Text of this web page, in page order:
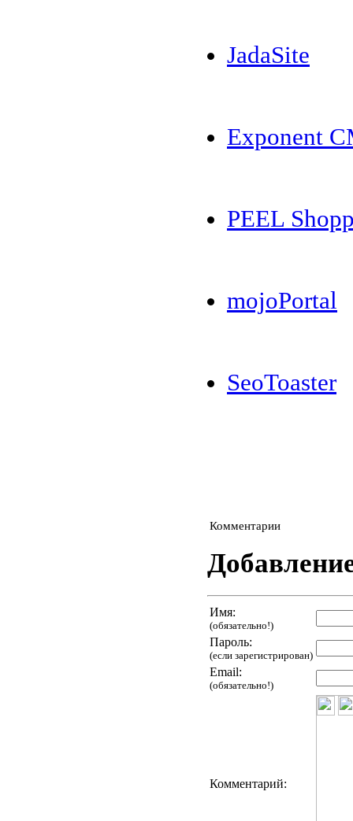
JadaSite
Exponent
PEEL
mojoPortal
SeoToaster
Комментарии
Имя:
(обязательно!)
Пароль:
(если зарегистрирован)
Email:
(обязательно!)
Комментарий: